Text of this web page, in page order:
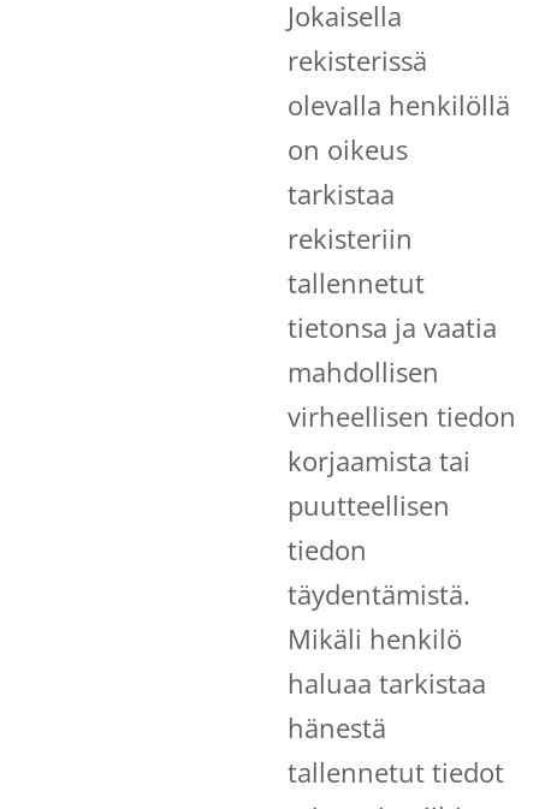
Jokaisella
rekisterissä
olevalla henkilöllä
on oikeus
tarkistaa
rekisteriin
tallennetut
tietonsa ja vaatia
mahdollisen
virheellisen tiedon
korjaamista tai
puutteellisen
tiedon
täydentämistä.
Mikäli henkilö
haluaa tarkistaa
hänestä
tallennetut tiedot